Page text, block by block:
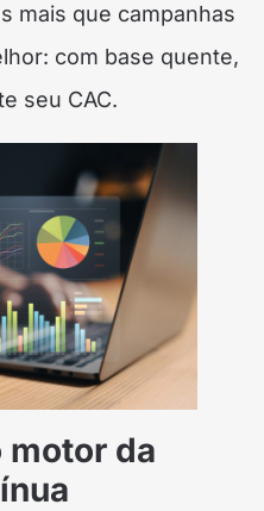
mais que campanhas
com base quente,
seu CAC.
motor da